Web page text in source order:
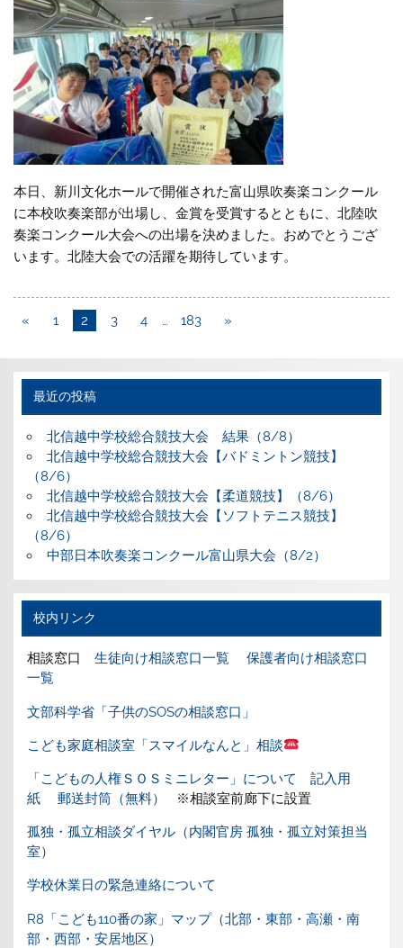
本日、新川文化ホールで開催された富山県吹奏楽コンクール
に本校吹奏楽部が出場し、金賞を受賞するとともに、北陸吹
奏楽コンクール大会への出場を決めました。おめでとうござ
います。北陸大会での活躍を期待しています。
« 1 2 3 4 … 183 »
最近の投稿
北信越中学校総合競技大会 結果（8/8）
北信越中学校総合競技大会【バドミントン競技】
（8/6）
北信越中学校総合競技大会【柔道競技】（8/6）
北信越中学校総合競技大会【ソフトテニス競技】
（8/6）
中部日本吹奏楽コンクール富山県大会（8/2）
校内リンク
相談窓口生徒向け相談窓口一覧
保護者向け相談窓口
一覧
文部科学省「子供のSOSの相談窓口」
こども家庭相談室「スマイルなんと」相談
「こどもの人権ＳＯＳミニレター」について
記入用
紙
郵送封筒（無料） ※相談室前廊下に設置
孤独・孤立相談ダイヤル（内閣官房 孤独・孤立対策担当
室）
学校休業日の緊急連絡について
R8「こども110番の家」マップ（北部・東部・高瀬・南
部・西部・安居地区）